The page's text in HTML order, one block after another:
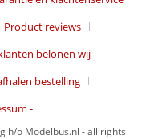
Product reviews
belonen wij
bestelling
-
h/o Modelbus.nl - all rights